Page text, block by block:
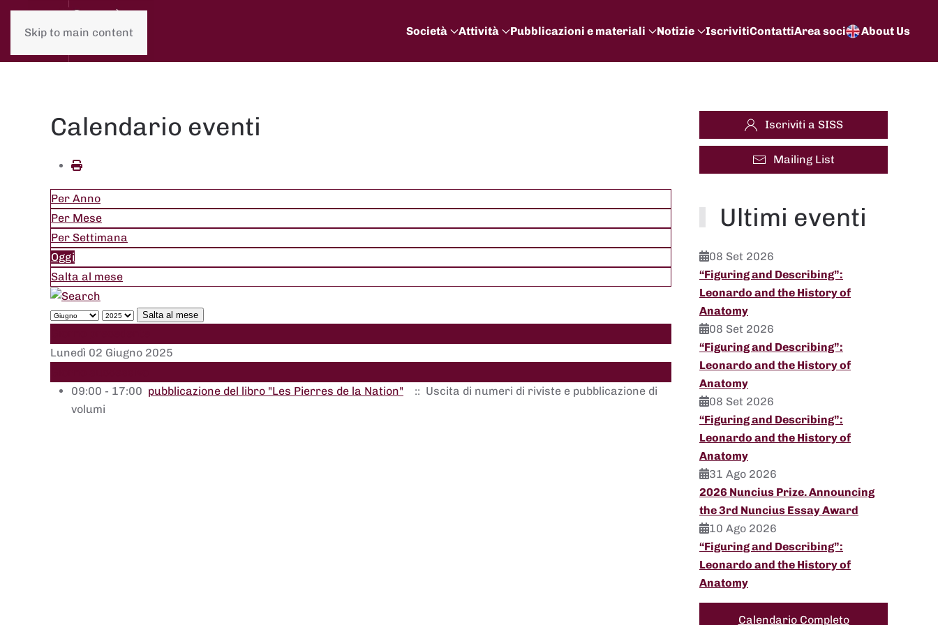
Skip to main content Società Attività Pubblicazioni e materiali Notizie IscrivitiContattiArea soci About Us
Calendario eventi
Per Anno
Per Mese
Per Settimana
Oggi
Salta al mese
Salta al mese
Lunedì 02 Giugno 2025
09:00 - 17:00 pubblicazione del libro "Les Pierres de la Nation"
:: Uscita di numeri di riviste e pubblicazione di
volumi
Iscriviti a SISS
Mailing List
Ultimi eventi
08 Set 2026
“Figuring and Describing”:
Leonardo and the History of
Anatomy
08 Set 2026
“Figuring and Describing”:
Leonardo and the History of
Anatomy
08 Set 2026
“Figuring and Describing”:
Leonardo and the History of
Anatomy
31 Ago 2026
2026 Nuncius Prize. Announcing
the 3rd Nuncius Essay Award
10 Ago 2026
“Figuring and Describing”:
Leonardo and the History of
Anatomy
Calendario Completo